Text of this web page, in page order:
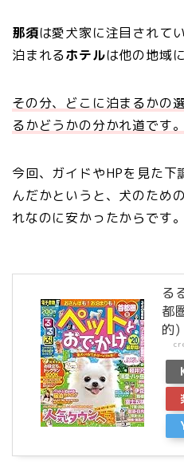
那須は愛犬家に注目されて
泊まれるホテルは他の地域
その分、どこに泊まるかの
るかどうかの分かれ道です。
今回、ガイドやHPを見た下
んだかというと、犬のため
れなのに安かったからです。
る
都
的)